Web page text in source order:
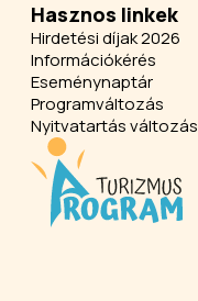
Hasznos linkek
Hirdetési díjak 2026
Információkérés
Eseménynaptár
Programváltozás
Nyitvatartás változás